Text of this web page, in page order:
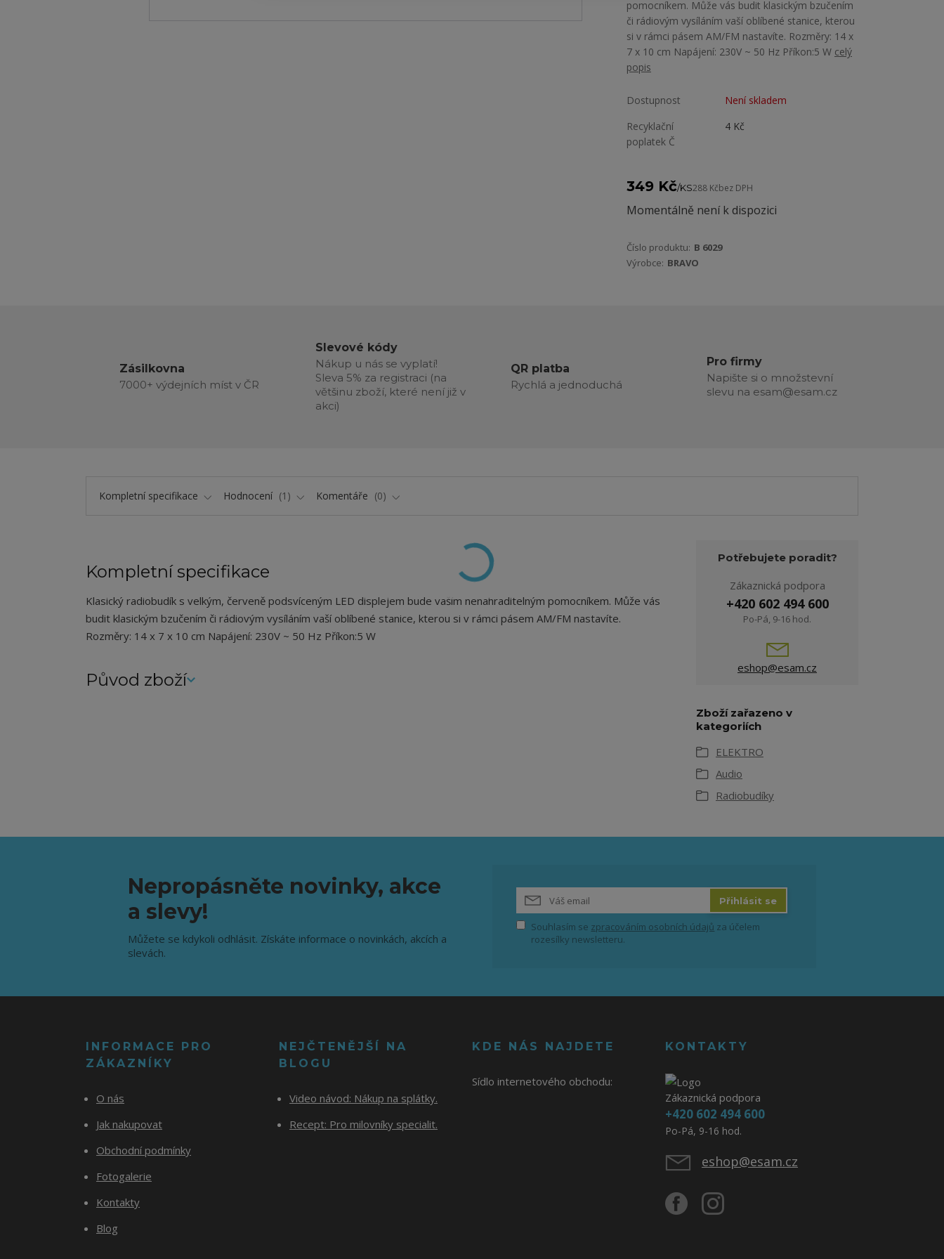
pomocníkem. Může vás budit klasickým bzučením
či rádiovým vysíláním vaší oblíbené stanice, kterou
si v rámci pásem AM/FM nastavíte. Rozměry: 14 x
7 x 10 cm Napájení: 230V ~ 50 Hz Příkon:5 W celý
popis
Dostupnost
Není skladem
Recyklační
poplatek Č
4 Kč
349 Kč/KS288 Kčbez DPH
Momentálně není k dispozici
Číslo produktu: B 6029
Výrobce: BRAVO
Zásilkovna
7000+ výdejních míst v ČR
Slevové kódy
Nákup u nás se vyplatí!
Sleva 5% za registraci (na
většinu zboží, které není již v
akci)
QR platba
Rychlá a jednoduchá
Pro firmy
Napište si o množstevní
slevu na esam@esam.cz
Kompletní specifikace Hodnocení 1 Komentáře 0
Kompletní specifikace
Klasický radiobudík s velkým, červeně podsvíceným LED displejem bude vaším nenahraditelným pomocníkem. Může vás
budit klasickým bzučením či rádiovým vysíláním vaší oblíbené stanice, kterou si v rámci pásem AM/FM nastavíte.
Rozměry: 14 x 7 x 10 cm Napájení: 230V ~ 50 Hz Příkon:5 W
Původ zboží
Potřebujete poradit?
Zákaznická podpora
+420 602 494 600
Po-Pá, 9-16 hod.
eshop@esam.cz
Zboží zařazeno v
kategoriích
ELEKTRO
Audio
Radiobudíky
Nepropásněte novinky, akce
a slevy!
Můžete se kdykoli odhlásit. Získáte informace o novinkách, akcích a
slevách.
Přihlásit se
Souhlasím se zpracováním osobních údajů za účelem
rozesílky newsletteru.
INFORMACE PRO
ZÁKAZNÍKY
O nás
Jak nakupovat
Obchodní podmínky
Fotogalerie
Kontakty
Blog
NEJČTENĚJŠÍ NA
BLOGU
Video návod: Nákup na splátky.
Recept: Pro milovníky specialit.
KDE NÁS NAJDETE
Sídlo internetového obchodu:
KONTAKTY
Zákaznická podpora
+420 602 494 600
Po-Pá, 9-16 hod.
eshop@esam.cz